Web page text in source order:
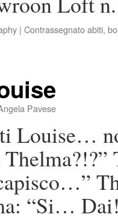
| Contrassegnatoabiti,
Pavese
Louise…
“Si…